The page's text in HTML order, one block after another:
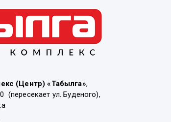
(Центр) «Табылга»,
ул. Буденого),